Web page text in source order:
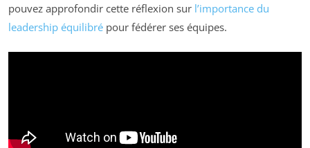
pouvez approfondir cette réflexion sur l’importance du
leadership équilibré pour fédérer ses équipes.